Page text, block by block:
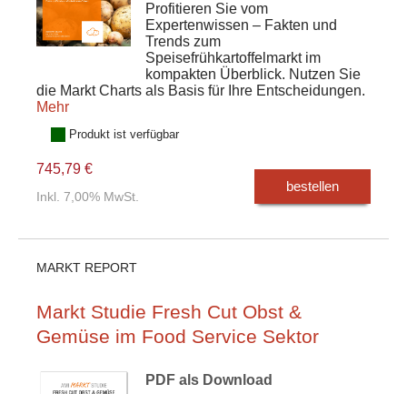
Profitieren Sie vom
Expertenwissen – Fakten und
Trends zum
Speisefrühkartoffelmarkt im
kompakten Überblick. Nutzen Sie
die Markt Charts als Basis für Ihre Entscheidungen.
Mehr
Produkt ist verfügbar
745,79 €
Inkl. 7,00% MwSt.
bestellen
MARKT REPORT
Markt Studie Fresh Cut Obst &
Gemüse im Food Service Sektor
PDF als Download